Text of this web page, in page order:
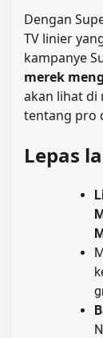
Dengan
TV linier
kampanye
merek
akan lihat di
tentang pro
Lepas